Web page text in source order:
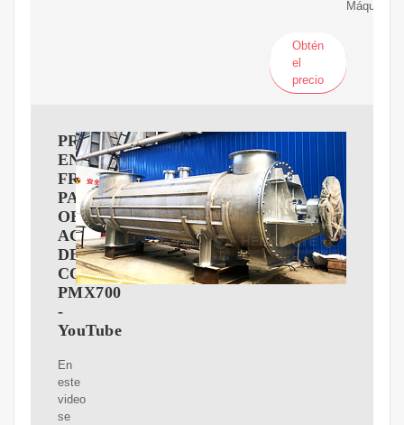
Máquina
Obtén
el
precio
PRENSA
EN
FRIO
PARA
OBTENER
ACEITE
DE
COCO
PMX700
-
YouTube
En
este
video
se